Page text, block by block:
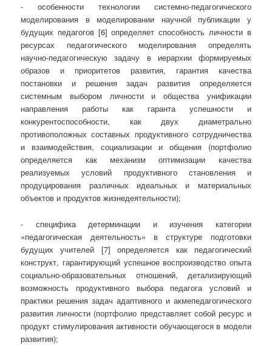
- особенности технологии системно-педагогического
моделирования в моделировании научной публикации у
будущих педагогов [6] определяет способность личности в
ресурсах педагогического моделирования определять
научно-педагогическую задачу в иерархии формируемых
образов и приоритетов развития, гарантия качества
постановки и решения задач развития определяется
системным выбором личности и общества унификации
направления работы как гаранта успешности и
конкурентоспособности, как двух диаметрально
противоположных составных продуктивного сотрудничества
и взаимодействия, социализации и общения (портфолио
определяется как механизм оптимизации качества
реализуемых условий продуктивного становления и
продуцирования различных идеальных и материальных
объектов и продуктов жизнедеятельности);
- специфика детерминации и изучения категории
«педагогическая деятельность» в структуре подготовки
будущих учителей [7] определяется как педагогический
конструкт, гарантирующий успешное воспроизводство опыта
социально-образовательных отношений, детализирующий
возможность продуктивного выбора педагога условий и
практики решения задач адаптивного и акмепедагогического
развития личности (портфолио представляет собой ресурс и
продукт стимулирования активности обучающегося в модели
развития);